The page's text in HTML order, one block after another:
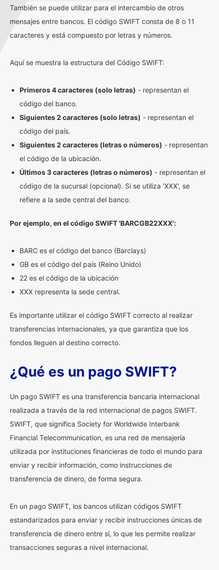
También se puede utilizar para el intercambio de otros
mensajes entre bancos. El código SWIFT consta de 8 o 11
caracteres y está compuesto por letras y números.
Aquí se muestra la estructura del Código SWIFT:
Primeros 4 caracteres (solo letras) - representan el
código del banco.
Siguientes 2 caracteres (solo letras) - representan el
código del país.
Siguientes 2 caracteres (letras o números) - representan
el código de la ubicación.
Últimos 3 caracteres (letras o números) - representan el
código de la sucursal (opcional). Si se utiliza 'XXX', se
refiere a la sede central del banco.
Por ejemplo, en el código SWIFT 'BARCGB22XXX':
BARC es el código del banco (Barclays)
GB es el código del país (Reino Unido)
22 es el código de la ubicación
XXX representa la sede central.
Es importante utilizar el código SWIFT correcto al realizar
transferencias internacionales, ya que garantiza que los
fondos lleguen al destino correcto.
¿Qué es un pago SWIFT?
Un pago SWIFT es una transferencia bancaria internacional
realizada a través de la red internacional de pagos SWIFT.
SWIFT, que significa Society for Worldwide Interbank
Financial Telecommunication, es una red de mensajería
utilizada por instituciones financieras de todo el mundo para
enviar y recibir información, como instrucciones de
transferencia de dinero, de forma segura.
En un pago SWIFT, los bancos utilizan códigos SWIFT
estandarizados para enviar y recibir instrucciones únicas de
transferencia de dinero entre sí, lo que les permite realizar
transacciones seguras a nivel internacional.